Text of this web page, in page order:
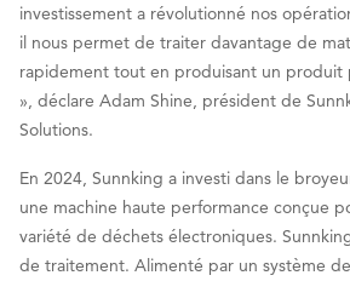
investissement a révolutionné nos
il nous permet de traiter davantage de
rapidement tout en produisant un produit
», déclare Adam Shine, président de
Solutions.
En 2024, Sunnking a investi dans le
une machine haute performance conçue
variété de déchets électroniques.
de traitement. Alimenté par un système